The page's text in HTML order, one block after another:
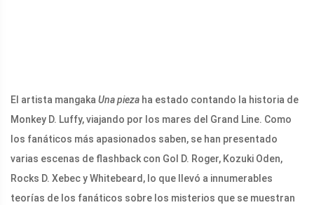
El artista mangaka Una pieza ha estado contando la historia de
Monkey D. Luffy, viajando por los mares del Grand Line. Como
los fanáticos más apasionados saben, se han presentado
varias escenas de flashback con Gol D. Roger, Kozuki Oden,
Rocks D. Xebec y Whitebeard, lo que llevó a innumerables
teorías de los fanáticos sobre los misterios que se muestran